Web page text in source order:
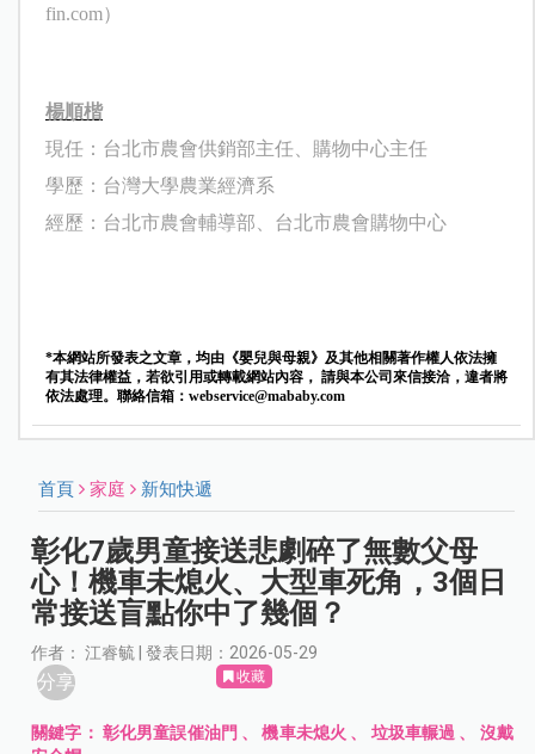
fin.com）
楊順楷
現任：台北市農會供銷部主任、購物中心主任
學歷：台灣大學農業經濟系
經歷：台北市農會輔導部、台北市農會購物中心
*本網站所發表之文章，均由《嬰兒與母親》及其他相關著作權人依法擁
有其法律權益，若欲引用或轉載網站內容， 請與本公司來信接洽，違者將
依法處理。聯絡信箱： webservice@mababy.com
首頁 家庭 新知快遞
彰化7歲男童接送悲劇碎了無數父母
心！機車未熄火、大型車死角，3個日
常接送盲點你中了幾個？
作者： 江睿毓 | 發表日期：2026-05-29
分享 收藏
關鍵字： 彰化男童誤催油門 、機車未熄火 、 垃圾車輾過 、 沒戴